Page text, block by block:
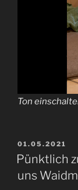
Ton
AM
01.05.2021
Pünktlich
uns